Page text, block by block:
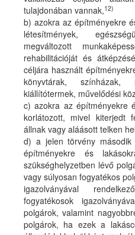
tulajdonában vannak,12)
b) azokra az építményekre
létesítmények,
megváltozott
rehabilitációját és
céljára használt
könyvtárak, színházak,
kiállítótermek, művelődési
c) azokra az építményekre
korlátozott, mivel kiterjedt
állnak vagy aláásott telken
d) a jelen törvény
építményekre és
szükséghelyzetben lévő
vagy súlyosan fogyatékos
igazolványával
fogyatékosok
polgárok, valamint
polgárok, ha ezek a